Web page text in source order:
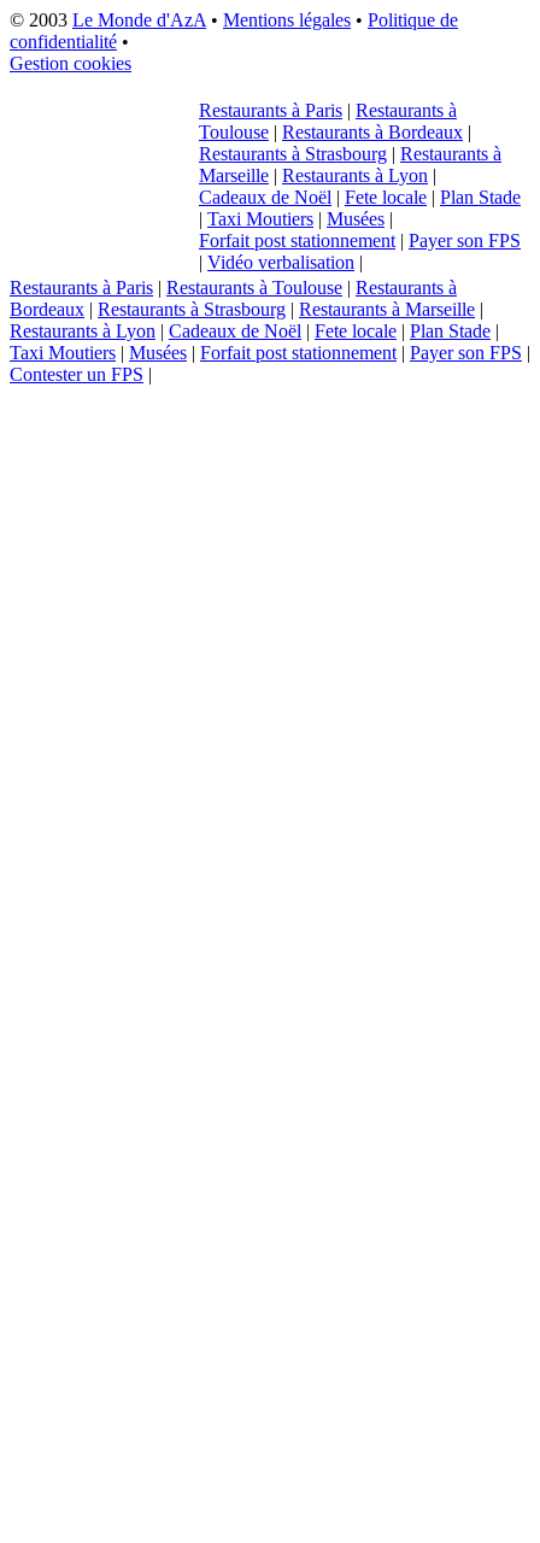
© 2003 Le Monde d'AzA • Mentions légales • Politique de
confidentialité •
Gestion cookies
Restaurants à Paris | Restaurants à
Toulouse | Restaurants à Bordeaux |
Restaurants à Strasbourg | Restaurants à
Marseille | Restaurants à Lyon |
Cadeaux de Noël | Fete locale | Plan Stade
| Taxi Moutiers | Musées |
Forfait post stationnement | Payer son FPS
| Vidéo verbalisation |
Restaurants à Paris | Restaurants à Toulouse | Restaurants à
Bordeaux | Restaurants à Strasbourg | Restaurants à Marseille |
Restaurants à Lyon | Cadeaux de Noël | Fete locale | Plan Stade |
Taxi Moutiers | Musées | Forfait post stationnement | Payer son FPS |
Contester un FPS |